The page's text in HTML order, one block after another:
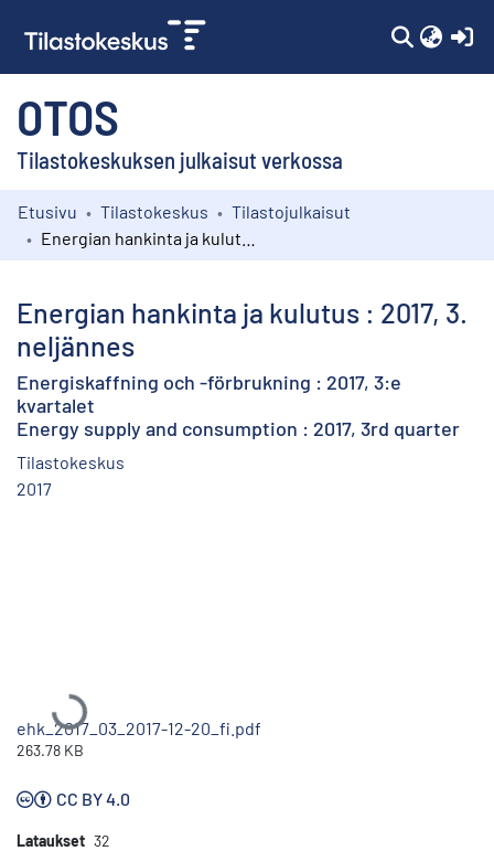
OTOS
Tilastokeskuksen julkaisut verkossa
Kokoelmat
Etusivu Tilastokeskus
Tilastojulkaisut
Energian hankinta ja kulutus : 2017, 3.
neljännes
Energiskaffning och -förbrukning : 2017, 3:e
kvartalet
Energy supply and consumption : 2017, 3rd quarter
Tilastokeskus
2017
Ladataan...
ehk_2017_03_2017-12-20_fi.pdf
263.78 KB
CC BY 4.0
Lataukset 32